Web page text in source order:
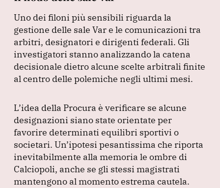
Uno dei filoni più sensibili riguarda la
gestione delle sale Var e le comunicazioni tra
arbitri, designatori e dirigenti federali. Gli
investigatori stanno analizzando la catena
decisionale dietro alcune scelte arbitrali finite
al centro delle polemiche negli ultimi mesi.
L’idea della Procura è verificare se alcune
designazioni siano state orientate per
favorire determinati equilibri sportivi o
societari. Un’ipotesi pesantissima che riporta
inevitabilmente alla memoria le ombre di
Calciopoli, anche se gli stessi magistrati
mantengono al momento estrema cautela.